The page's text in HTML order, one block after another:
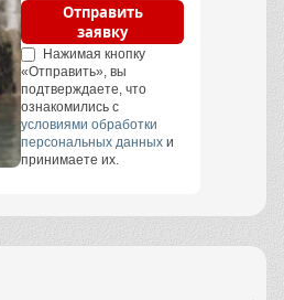
Отправить
заявку
Нажимая кнопку
«Отправить», вы
подтверждаете, что
ознакомились с
условиями обработки
персональных данных и
принимаете их.